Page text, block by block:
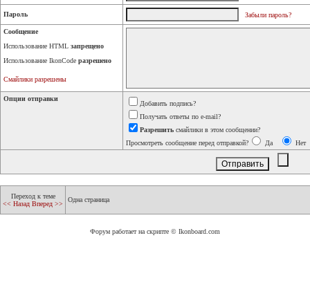
Пароль Забыли пароль?
Сообщение
Использование HTML запрещено
Использование IkonCode разрешено
Смайлики разрешены
Опции отправки
Добавить подпись?
Получать ответы по e-mail?
Разрешить смайлики в этом сообщении?
Просмотреть сообщение перед отправкой?
Да Нет
Переход к теме
<< Назад Вперед >>
Одна страница
Форум работает на скрипте © Ikonboard.com